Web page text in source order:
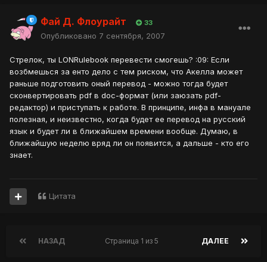
Фай Д. Флоурайт 33
Опубликовано 7 сентября, 2007
Стрелок, ты LONRulebook перевести смогешь? :09: Если
возбмешься за енто дело с тем риском, что Акелла может
раньше подготовить оный перевод - можно тогда будет
сконвертировать pdf в doc-формат (или заюзать pdf-
редактор) и приступать к работе. В принципе, инфа в мануале
полезная, и неизвестно, когда будет ее перевод на русский
язык и будет ли в ближайшем времени вообще. Думаю, в
ближайшую неделю вряд ли он появится, а дальше - кто его
знает.
Цитата
НАЗАД ДАЛЕЕ
Страница 1 из 5